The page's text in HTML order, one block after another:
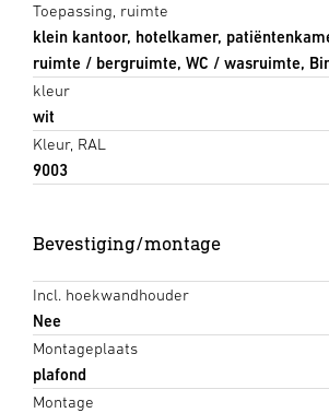
Toepassing, ruimte
klein kantoor, hotelkamer,
ruimte / bergruimte, WC / wasruimte,
kleur
wit
Kleur, RAL
9003
Bevestiging/montage
Incl. hoekwandhouder
Nee
Montageplaats
plafond
Montage